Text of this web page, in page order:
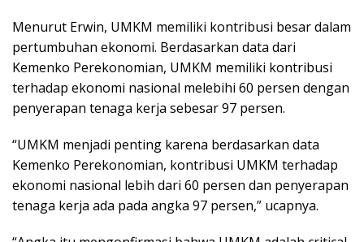
Menurut Erwin, UMKM memiliki kontribusi besar dalam
pertumbuhan ekonomi. Berdasarkan data dari
Kemenko Perekonomian, UMKM memiliki kontribusi
terhadap ekonomi nasional melebihi 60 persen dengan
penyerapan tenaga kerja sebesar 97 persen.
“UMKM menjadi penting karena berdasarkan data
Kemenko Perekonomian, kontribusi UMKM terhadap
ekonomi nasional lebih dari 60 persen dan penyerapan
tenaga kerja ada pada angka 97 persen,” ucapnya.